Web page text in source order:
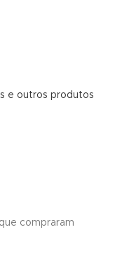
e outros produtos
compraram